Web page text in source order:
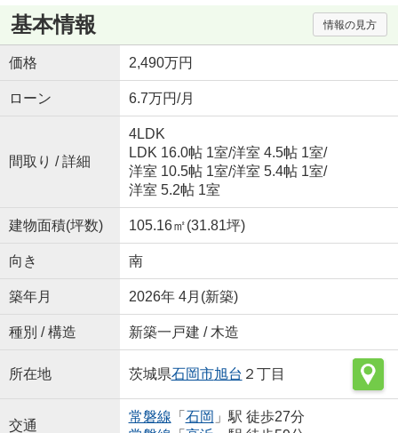
基本情報 情報の見方
価格 2,490万円
ローン 6.7万円/月
間取り / 詳細
4LDK
LDK 16.0帖 1室/洋室 4.5帖 1室/
洋室 10.5帖 1室/洋室 5.4帖 1室/
洋室 5.2帖 1室
建物面積(坪数) 105.16㎡(31.81坪)
向き 南
築年月 2026年 4月(新築)
種別 / 構造 新築一戸建 / 木造
所在地 茨城県石岡市旭台 ２丁目
交通
常磐線 「 石岡 」駅 徒歩27分